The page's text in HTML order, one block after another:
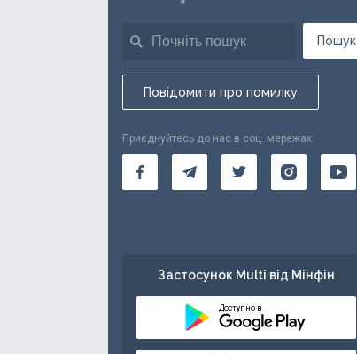
Пошук
Повідомити про помилку
Приєднуйтесь до нас в соц. мережах:
Застосунок Multi від Мінфін
Доступно в